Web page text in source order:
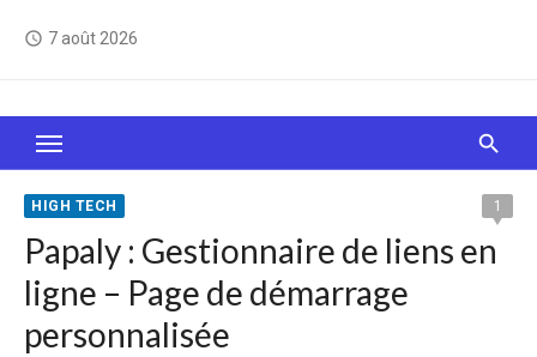
access_time 7 août 2026
Le Web, c'est comme une boîte de chocolats… On
sait jamais sur quoi on va tomber !
HIGH TECH 1
Papaly : Gestionnaire de liens en
ligne – Page de démarrage
personnalisée